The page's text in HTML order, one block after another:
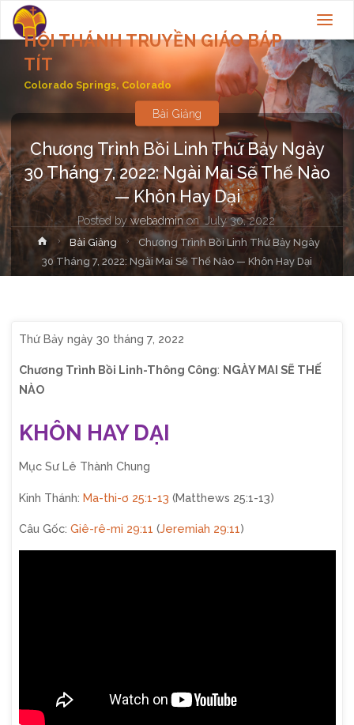
HỘI THÁNH TRUYỀN GIÁO BÁP
TÍT
Colorado Springs, Colorado
Chương Trình Bồi Linh Thứ Bảy Ngày
30 Tháng 7, 2022: Ngài Mai Sẽ Thế Nào
— Khôn Hay Dại
Posted by webadmin on July 30, 2022
Bài Giảng
HomeBài Giảng
Chương Trình Bồi Linh Thứ Bảy Ngày
30 Tháng 7, 2022: Ngài Mai Sẽ Thế Nào — Khôn Hay Dại
Thứ Bảy ngày 30 tháng 7, 2022
Chương Trình Bồi Linh-Thông Công: NGÀY MAI SẼ THẾ
NÀO
KHÔN HAY DẠI
Mục Sư Lê Thành Chung
Kinh Thánh: Ma-thi-ơ 25:1-13 (Matthews 25:1-13)
Câu Gốc: Giê-rê-mi 29:11 (Jeremiah 29:11)